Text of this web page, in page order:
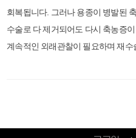
회복됩니다. 그러나 용종이 병발된
수술로 다 제거되어도 다시 축농증
계속적인 외래관찰이 필요하며 재